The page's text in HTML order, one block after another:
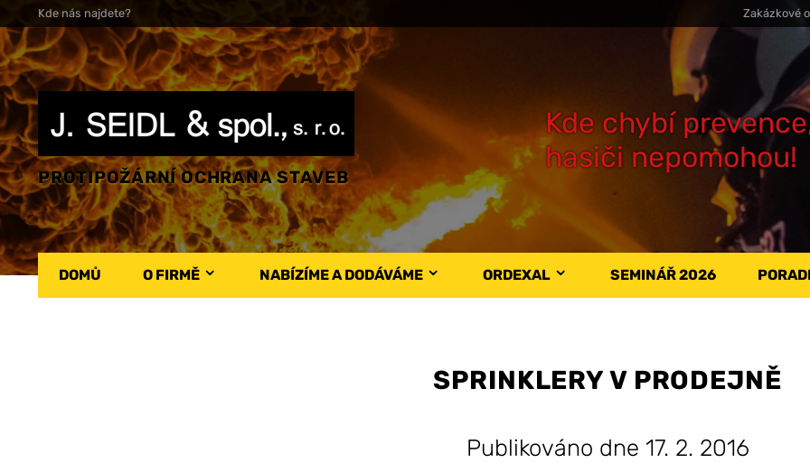
Kde nás najdete? Zakázkové
PROTIPOŽÁRNÍ OCHRANA STAVEB
Kde chybí
hasiči nepomohou!
DOMŮ O FIRMĚ NABÍZÍME A DODÁVÁME ORDEXAL SEMINÁŘ 2026
SPRINKLERY V PRODEJNĚ
Publikováno dne 17. 2. 2016